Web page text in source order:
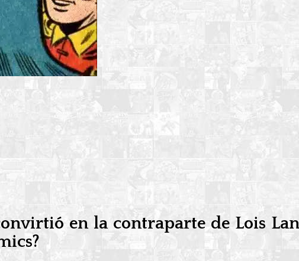
en la contraparte de Lois